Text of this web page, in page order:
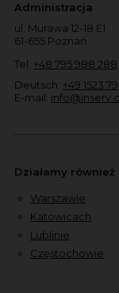
Administracja
ul. Murawa 12-18 E1
61-655 Poznań
Tel: +48 795 988 288
Deutsch: +49 1523
E-mail:
Działamy
Warszawie
Katowicach
Lublinie
Częstochowie